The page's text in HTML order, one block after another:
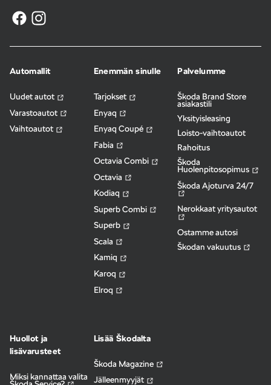
Automallit
Uudet autot
Varastoautot
Vaihtoautot
Enemmän sinulle
Tarjokset
Enyaq
Enyaq Coupé
Fabia
Octavia Combi
Octavia
Kodiaq
Superb Combi
Superb
Scala
Kamiq
Karoq
Elroq
Palvelumme
Škoda Brand Store
asiakastili
Yksityisleasing
Loisto-vaihtoautot
Rahoitus
Škoda
Huolenpitosopimus
Škoda Ajoturva 24/7
Nerokkaat yritysautot
Ostamme autosi
Škodan vakuutus
Huollot ja
lisävarusteet
Miksi kannattaa valita
Lisää Škodalta
Škoda Magazine
Jälleenmyyjät